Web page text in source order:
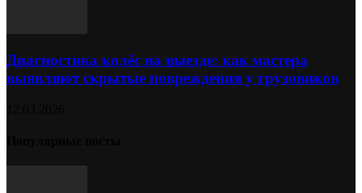
Диагностика колёс на выезде: как мастера
выявляют скрытые повреждения у грузовиков